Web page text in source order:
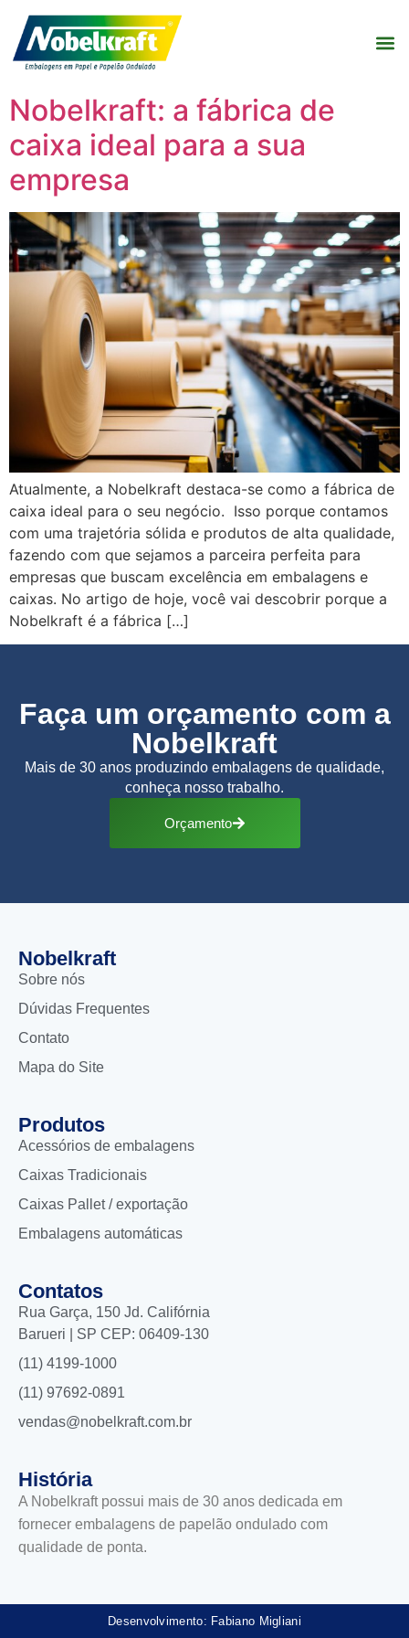
Nobelkraft: a fábrica de
caixa ideal para a sua
empresa
Atualmente, a Nobelkraft destaca-se como a fábrica de
caixa ideal para o seu negócio. Isso porque contamos
com uma trajetória sólida e produtos de alta qualidade,
fazendo com que sejamos a parceira perfeita para
empresas que buscam excelência em embalagens e
caixas. No artigo de hoje, você vai descobrir porque a
Nobelkraft é a fábrica […]
Faça um orçamento com a
Nobelkraft
Mais de 30 anos produzindo embalagens de qualidade,
conheça nosso trabalho.
Orçamento
Nobelkraft
Sobre nós
Dúvidas Frequentes
Contato
Mapa do Site
Produtos
Acessórios de embalagens
Caixas Tradicionais
Caixas Pallet / exportação
Embalagens automáticas
Contatos
Rua Garça, 150 Jd. Califórnia
Barueri | SP CEP: 06409-130
(11) 4199-1000
(11) 97692-0891
vendas@nobelkraft.com.br
História
A Nobelkraft possui mais de 30 anos dedicada em
fornecer embalagens de papelão ondulado com
qualidade de ponta.
Desenvolvimento: Fabiano Migliani